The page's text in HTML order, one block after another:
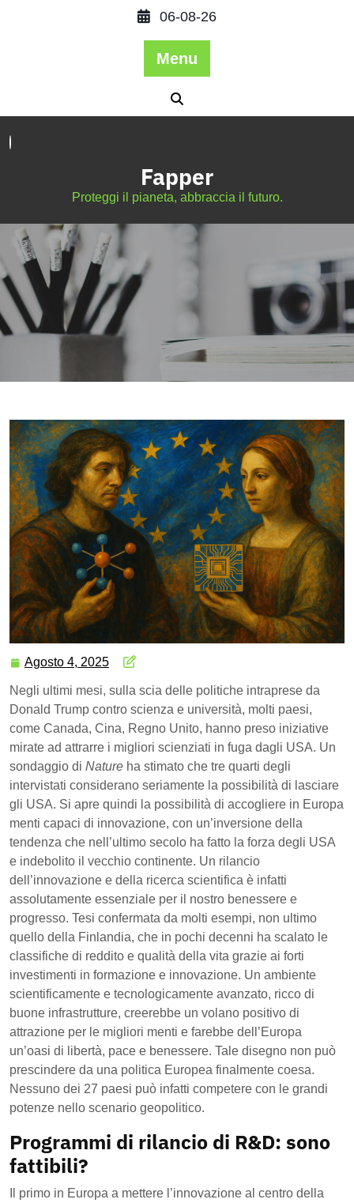
06-08-26
Menu
Fapper
Proteggi il pianeta, abbraccia il futuro.
Agosto 4, 2025
Negli ultimi mesi, sulla scia delle politiche intraprese da
Donald Trump contro scienza e università, molti paesi,
come Canada, Cina, Regno Unito, hanno preso iniziative
mirate ad attrarre i migliori scienziati in fuga dagli USA. Un
sondaggio di Nature ha stimato che tre quarti degli
intervistati considerano seriamente la possibilità di lasciare
gli USA. Si apre quindi la possibilità di accogliere in Europa
menti capaci di innovazione, con un’inversione della
tendenza che nell’ultimo secolo ha fatto la forza degli USA
e indebolito il vecchio continente. Un rilancio
dell’innovazione e della ricerca scientifica è infatti
assolutamente essenziale per il nostro benessere e
progresso. Tesi confermata da molti esempi, non ultimo
quello della Finlandia, che in pochi decenni ha scalato le
classifiche di reddito e qualità della vita grazie ai forti
investimenti in formazione e innovazione. Un ambiente
scientificamente e tecnologicamente avanzato, ricco di
buone infrastrutture, creerebbe un volano positivo di
attrazione per le migliori menti e farebbe dell’Europa
un’oasi di libertà, pace e benessere. Tale disegno non può
prescindere da una politica Europea finalmente coesa.
Nessuno dei 27 paesi può infatti competere con le grandi
potenze nello scenario geopolitico.
Programmi di rilancio di R&D: sono
fattibili?
Il primo in Europa a mettere l’innovazione al centro della